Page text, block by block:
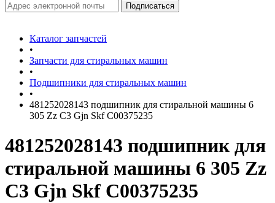
Каталог запчастей
•
Запчасти для стиральных машин
•
Подшипники для стиральных машин
•
481252028143 подшипник для стиральной машины 6
305 Zz C3 Gjn Skf C00375235
481252028143 подшипник для
стиральной машины 6 305 Zz
C3 Gjn Skf C00375235